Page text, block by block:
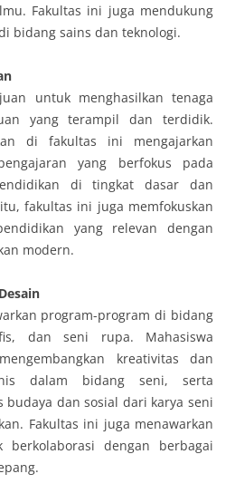
Fakultas ini juga mendukung
bidang sains dan teknologi.
untuk menghasilkan tenaga
yang terampil dan terdidik.
di fakultas ini mengajarkan
yang berfokus pada
di tingkat dasar dan
fakultas ini juga memfokuskan
yang relevan dengan
modern.
program-program di bidang
dan seni rupa. Mahasiswa
kreativitas dan
dalam bidang seni, serta
budaya dan sosial dari karya seni
Fakultas ini juga menawarkan
berkolaborasi dengan berbagai